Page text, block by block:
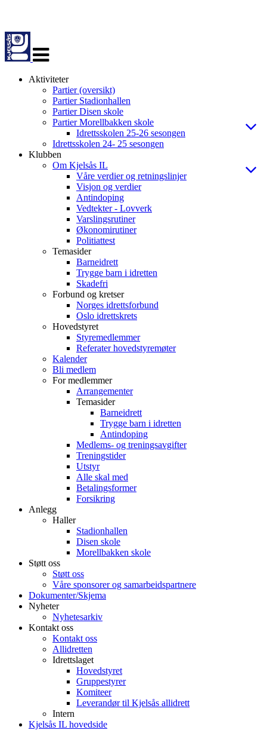
navigasjon
Aktiviteter
Partier (oversikt)
Partier Stadionhallen
Partier Disen skole
Partier Morellbakken skole
Idrettsskolen 25-26 sesongen
Idrettsskolen 24- 25 sesongen
Klubben
Om Kjelsås IL
Våre verdier og retningslinjer
Visjon og verdier
Antindoping
Vedtekter - Lovverk
Varslingsrutiner
Økonomirutiner
Politiattest
Temasider
Barneidrett
Trygge barn i idretten
Skadefri
Forbund og kretser
Norges idrettsforbund
Oslo idrettskrets
Hovedstyret
Styremedlemmer
Referater hovedstyremøter
Kalender
Bli medlem
For medlemmer
Arrangementer
Temasider
Barneidrett
Trygge barn i idretten
Antindoping
Medlems- og treningsavgifter
Treningstider
Utstyr
Alle skal med
Betalingsformer
Forsikring
Anlegg
Haller
Stadionhallen
Disen skole
Morellbakken skole
Støtt oss
Støtt oss
Våre sponsorer og samarbeidspartnere
Dokumenter/Skjema
Nyheter
Nyhetesarkiv
Kontakt oss
Kontakt oss
Allidretten
Idrettslaget
Hovedstyret
Gruppestyrer
Komiteer
Leverandør til Kjelsås allidrett
Intern
Kjelsås IL hovedside